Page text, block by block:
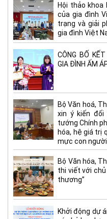
Hội thảo khoa
của gia đình
trạng và giải
gia đình Việt
CÔNG BỐ
GIA ĐÌNH ẤM
Bộ Văn hoá,
xin ý kiến đối
tướng Chính
hóa, hệ giá trị
mực con
Bộ Văn hóa,
thi viết với
thương”
Khởi động dự